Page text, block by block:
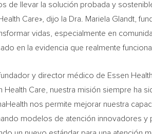
de llevar la solución probada y
Care», dijo la Dra.
Mariela Glandt ,
vidas, especialmente en
en la evidencia que realmente
fundador y director médico de Essen
Health Care, nuestra misión siempre ha
nos permite mejorar nuestra
modelos de atención innovadores y